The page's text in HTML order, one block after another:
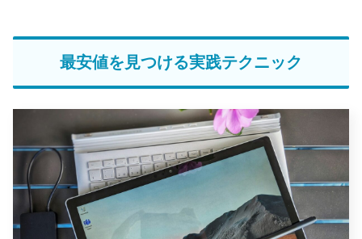
最安値を見つける実践テクニック